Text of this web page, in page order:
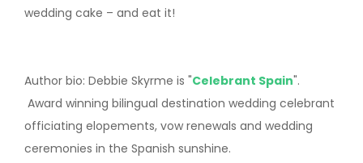
wedding cake – and eat it!
Author bio: Debbie Skyrme is "Celebrant Spain".
Award winning bilingual destination wedding celebrant
officiating elopements, vow renewals and wedding
ceremonies in the Spanish sunshine.